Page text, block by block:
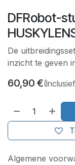
DFRobot-
De
inzicht te geven
60,90 €
Algemene